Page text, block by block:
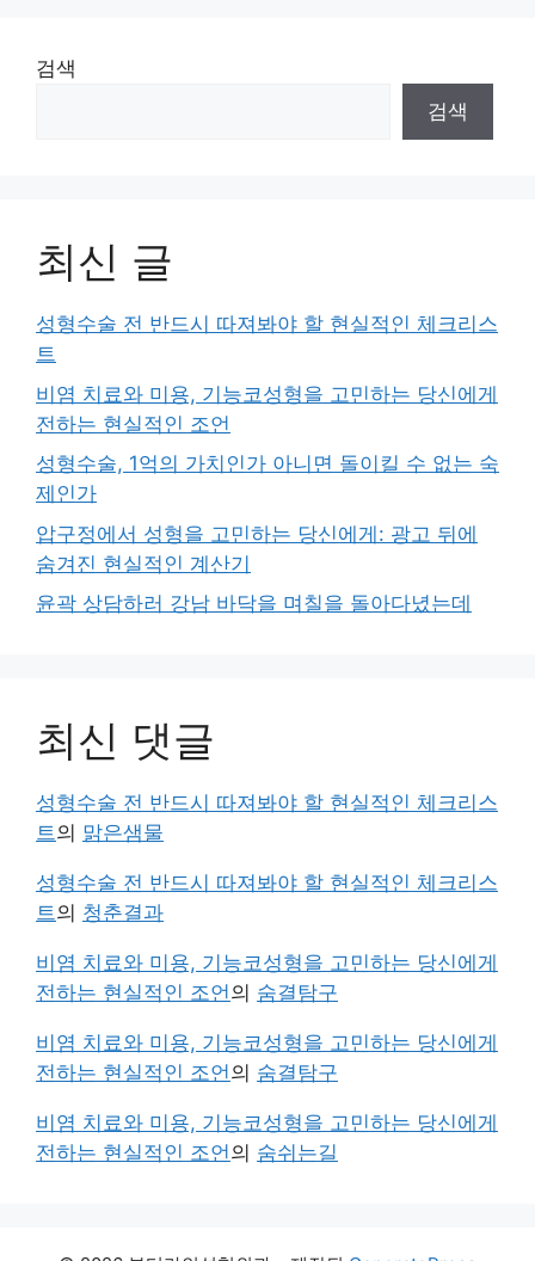
검색
검색
최신 글
성형수술 전 반드시 따져봐야 할 현실적인 체크리스
트
비염 치료와 미용, 기능코성형을 고민하는 당신에게
전하는 현실적인 조언
성형수술, 1억의 가치인가 아니면 돌이킬 수 없는 숙
제인가
압구정에서 성형을 고민하는 당신에게: 광고 뒤에
숨겨진 현실적인 계산기
윤곽 상담하러 강남 바닥을 며칠을 돌아다녔는데
최신 댓글
성형수술 전 반드시 따져봐야 할 현실적인 체크리스
트의 맑은샘물
성형수술 전 반드시 따져봐야 할 현실적인 체크리스
트의 청춘결과
비염 치료와 미용, 기능코성형을 고민하는 당신에게
전하는 현실적인 조언의 숨결탐구
비염 치료와 미용, 기능코성형을 고민하는 당신에게
전하는 현실적인 조언의 숨결탐구
비염 치료와 미용, 기능코성형을 고민하는 당신에게
전하는 현실적인 조언의 숨쉬는길